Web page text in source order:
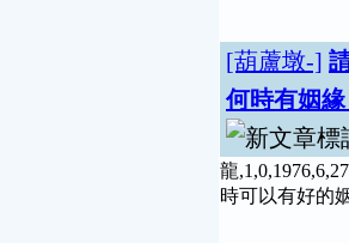
[葫蘆墩-]
何時有姻緣
龍
時可以有好的